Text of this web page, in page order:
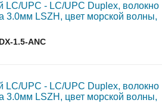
LC/UPC - LC/UPC Duplex, волокно
3.0мм LSZH, цвет морской волны,
1.5-ANC
LC/UPC - LC/UPC Duplex, волокно
3.0мм LSZH, цвет морской волны,